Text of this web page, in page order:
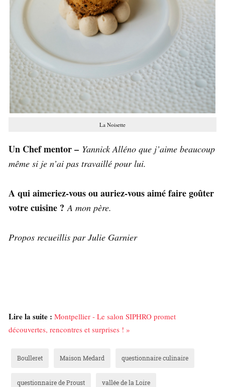
La Noisette
Un Chef mentor – Yannick Alléno que j’aime beaucoup
même si je n’ai pas travaillé pour lui.
A qui aimeriez-vous ou auriez-vous aimé faire goûter
votre cuisine ? A mon père.
Propos recueillis par Julie Garnier
Lire la suite : Montpellier - Le salon SIPHRO promet
découvertes, rencontres et surprises ! »
Boulleret Maison Medard questionnaire culinaire
questionnaire de Proust vallée de la Loire